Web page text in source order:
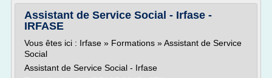
Assistant de Service Social - Irfase -
IRFASE
Vous êtes ici : Irfase » Formations » Assistant de Service
Social
Assistant de Service Social - Irfase